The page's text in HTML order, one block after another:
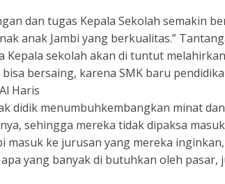
dan tugas Kepala Sekolah semakin
anak Jambi yang berkualitas.”
Kepala sekolah akan di tuntut
bersaing, karena SMK baru
Haris
didik menumbuhkembangkan minat
sehingga mereka tidak dipaksa
masuk ke jurusan yang mereka
yang banyak di butuhkan oleh pasar,